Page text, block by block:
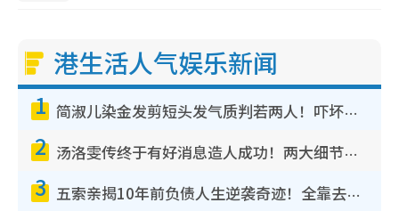
港生活人气娱乐新闻
1 简淑儿染金发剪短头发气质判若两人！吓坏老公麦大力都认不出：“你做什么？”
2 汤洛雯传终于有好消息造人成功！两大细节曝孕味极浓引猜测：大肚婆先会咁！
3 五索亲揭10年前负债人生逆袭奇迹！全靠去一地方转运后即遇上马先生